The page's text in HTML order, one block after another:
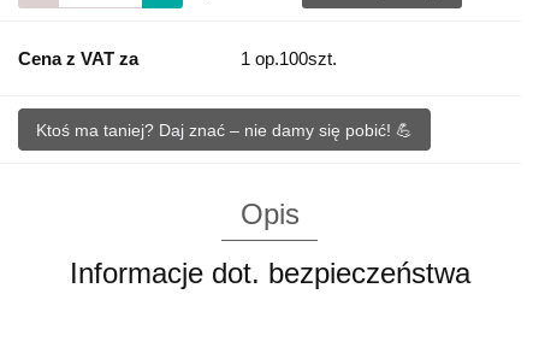
Cena z VAT za 1 op.100szt.
Ktoś ma taniej? Daj znać – nie damy się pobić! 💪
Opis
Informacje dot. bezpieczeństwa